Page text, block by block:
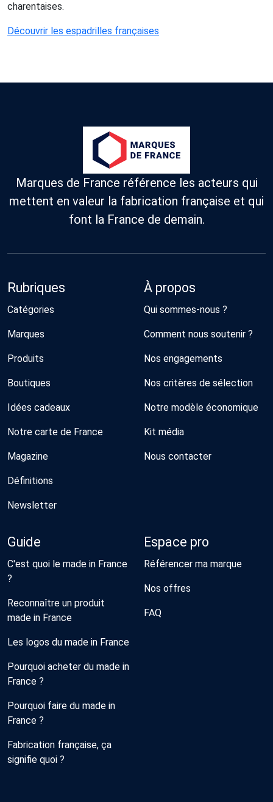
charentaises.
Découvrir les espadrilles françaises
Marques de France référence les acteurs qui
mettent en valeur la fabrication française et qui
font la France de demain.
Rubriques
Catégories
Marques
Produits
Boutiques
Idées cadeaux
Notre carte de France
Magazine
Définitions
Newsletter
À propos
Qui sommes-nous ?
Comment nous soutenir ?
Nos engagements
Nos critères de sélection
Notre modèle économique
Kit média
Nous contacter
Guide
C'est quoi le made in France
?
Reconnaître un produit
made in France
Les logos du made in France
Pourquoi acheter du made in
France ?
Pourquoi faire du made in
France ?
Fabrication française, ça
signifie quoi ?
Espace pro
Référencer ma marque
Nos offres
FAQ